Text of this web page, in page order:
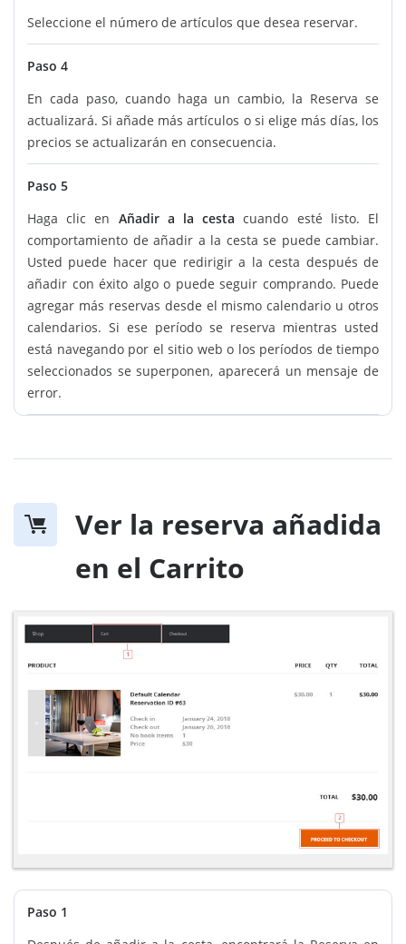
Seleccione el número de artículos que desea reservar.
Paso 4
En cada paso, cuando haga un cambio, la Reserva se
actualizará. Si añade más artículos o si elige más días, los
precios se actualizarán en consecuencia.
Paso 5
Haga clic en Añadir a la cesta cuando esté listo. El
comportamiento de añadir a la cesta se puede cambiar.
Usted puede hacer que redirigir a la cesta después de
añadir con éxito algo o puede seguir comprando. Puede
agregar más reservas desde el mismo calendario u otros
calendarios. Si ese período se reserva mientras usted
está navegando por el sitio web o los períodos de tiempo
seleccionados se superponen, aparecerá un mensaje de
error.
Ver la reserva añadida
en el Carrito
Paso 1